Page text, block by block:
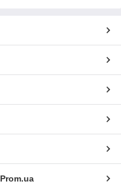
Prom.ua